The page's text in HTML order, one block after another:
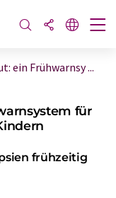
ein Frühwarnsy ...
für
frühzeitig